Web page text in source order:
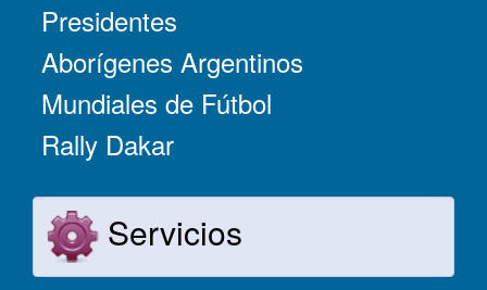
Presidentes
Aborígenes Argentinos
Mundiales de Fútbol
Rally Dakar
Servicios